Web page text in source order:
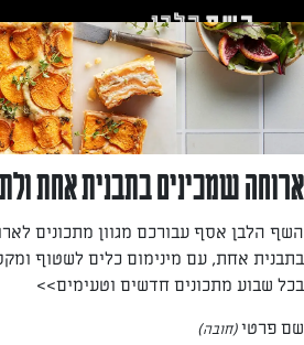
לאזור
תוכן
תחתון
שירן אמבום
—
ארוחה שמכינים בתבנית אחת
השף הלבן אסף עבורכם מגוון מתכונים
בתבנית אחת, עם מינימום כלים לשטוף
בכל שבוע מתכונים חדשים וטעימים>>
שם פרטי(חובה)